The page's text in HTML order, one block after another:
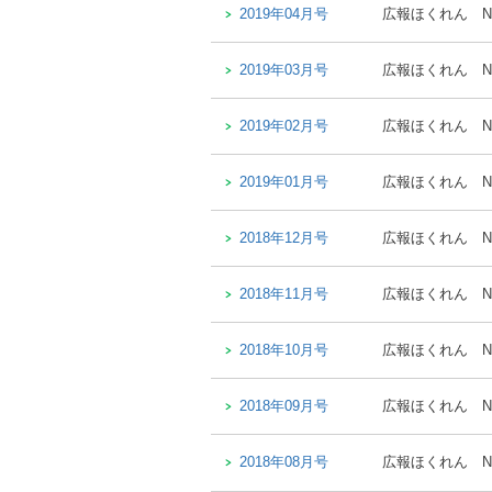
2019年04月号 広報ほくれん
2019年03月号 広報ほくれん
2019年02月号 広報ほくれん
2019年01月号 広報ほくれん
2018年12月号 広報ほくれん
2018年11月号 広報ほくれん
2018年10月号 広報ほくれん
2018年09月号 広報ほくれん
2018年08月号 広報ほくれん